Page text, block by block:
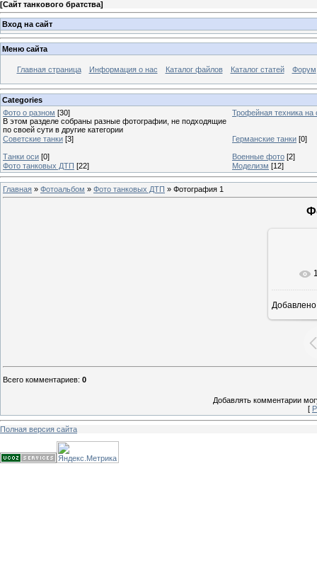
[Сайт танкового братства]
Вход на сайт
Меню сайта
Главная страница Информация о нас Каталог файлов Каталог статей Форум
Categories
Фото о разном [30]
В этом разделе собраны разные фотографии, не подходящие
по своей сути в другие категории
Трофейная техника
Советские танки [3] Германские танки [0]
Танки оси [0] Военные фото [2]
Фото танковых ДТП [22] Моделизм [12]
Главная » Фотоальбом » Фото танковых ДТП » Фотография 1
Добавлено
Всего комментариев: 0
Добавлять комментарии
[
Полная версия сайта